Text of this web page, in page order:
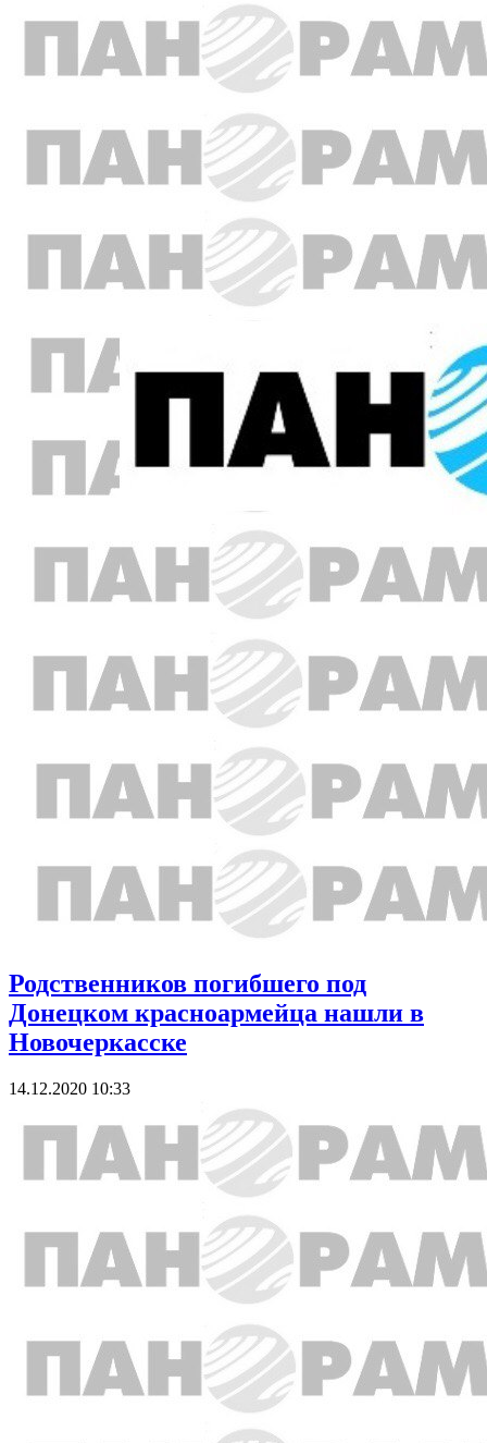
Родственников погибшего под
Донецком красноармейца нашли в
Новочеркасске
14.12.2020 10:33